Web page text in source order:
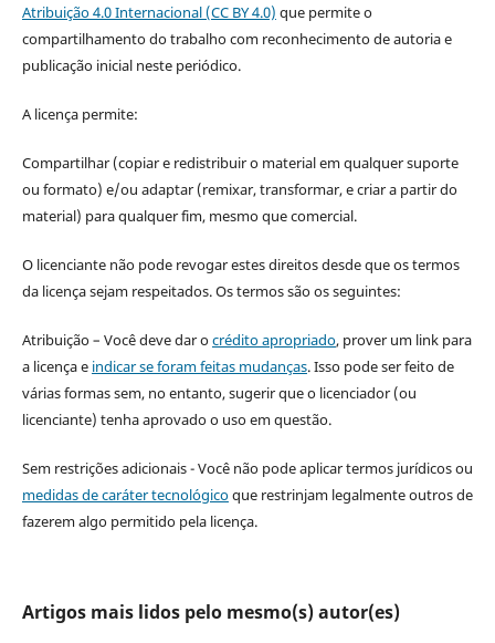
Atribuição 4.0 Internacional (CC BY 4.0) que permite o
compartilhamento do trabalho com reconhecimento de autoria e
publicação inicial neste periódico.
A licença permite:
Compartilhar (copiar e redistribuir o material em qualquer suporte
ou formato) e/ou adaptar (remixar, transformar, e criar a partir do
material) para qualquer fim, mesmo que comercial.
O licenciante não pode revogar estes direitos desde que os termos
da licença sejam respeitados. Os termos são os seguintes:
Atribuição – Você deve dar ocrédito apropriado, prover um link para
a licença e indicar se foram feitas mudanças. Isso pode ser feito de
várias formas sem, no entanto, sugerir que o licenciador (ou
licenciante) tenha aprovado o uso em questão.
Sem restrições adicionais - Você não pode aplicar termos jurídicos ou
medidas de caráter tecnológicoque restrinjam legalmente outros de
fazerem algo permitido pela licença.
Artigos mais lidos pelo mesmo(s) autor(es)